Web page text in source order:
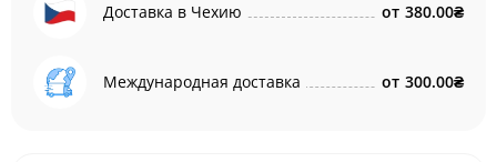
Доставка в Чехию от 380.00₴
Международная доставка от 300.00₴